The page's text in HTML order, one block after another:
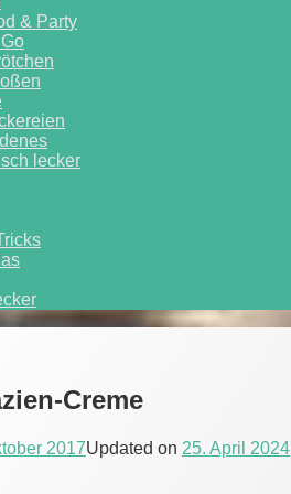
& Party
lecker
Creme
2017Updated on 25. April 2024